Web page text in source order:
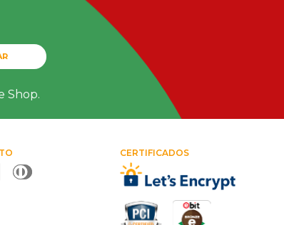
Shop.
CERTIFICADOS